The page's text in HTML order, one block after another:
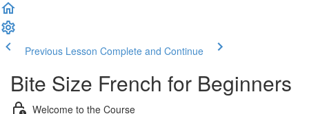
Previous Lesson Complete and Continue
Bite Size French for Beginners
Welcome to the Course